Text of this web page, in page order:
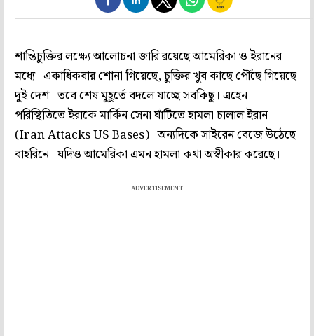
শান্তিচুক্তির লক্ষ্যে আলোচনা জারি রয়েছে আমেরিকা ও ইরানের
মধ্যে। একাধিকবার শোনা গিয়েছে, চুক্তির খুব কাছে পৌঁছে গিয়েছে
দুই দেশ। তবে শেষ মুহূর্তে বদলে যাচ্ছে সবকিছু। এহেন
পরিস্থিতিতে ইরাকে মার্কিন সেনা ঘাঁটিতে হামলা চালাল ইরান
(Iran Attacks US Bases)। অন্যদিকে সাইরেন বেজে উঠেছে
বাহরিনে। যদিও আমেরিকা এমন হামলা কথা অস্বীকার করেছে।
ADVERTISEMENT